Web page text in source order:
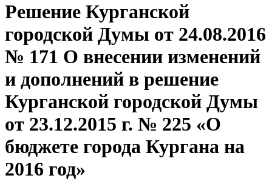
Решение Курганской
городской Думы от 24.08.2016
№ 171 О внесении изменений
и дополнений в решение
Курганской городской Думы
от 23.12.2015 г. № 225 «О
бюджете города Кургана на
2016 год»